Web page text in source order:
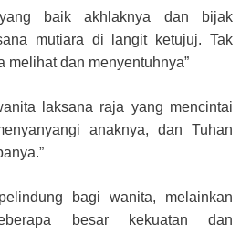
baik akhlaknya dan bijak
mutiara di langit ketujuj. Tak
melihat dan menyentuhnya”
laksana raja yang mencintai
anaknya, dan Tuhan
bagi wanita, melainkan
besar kekuatan dan